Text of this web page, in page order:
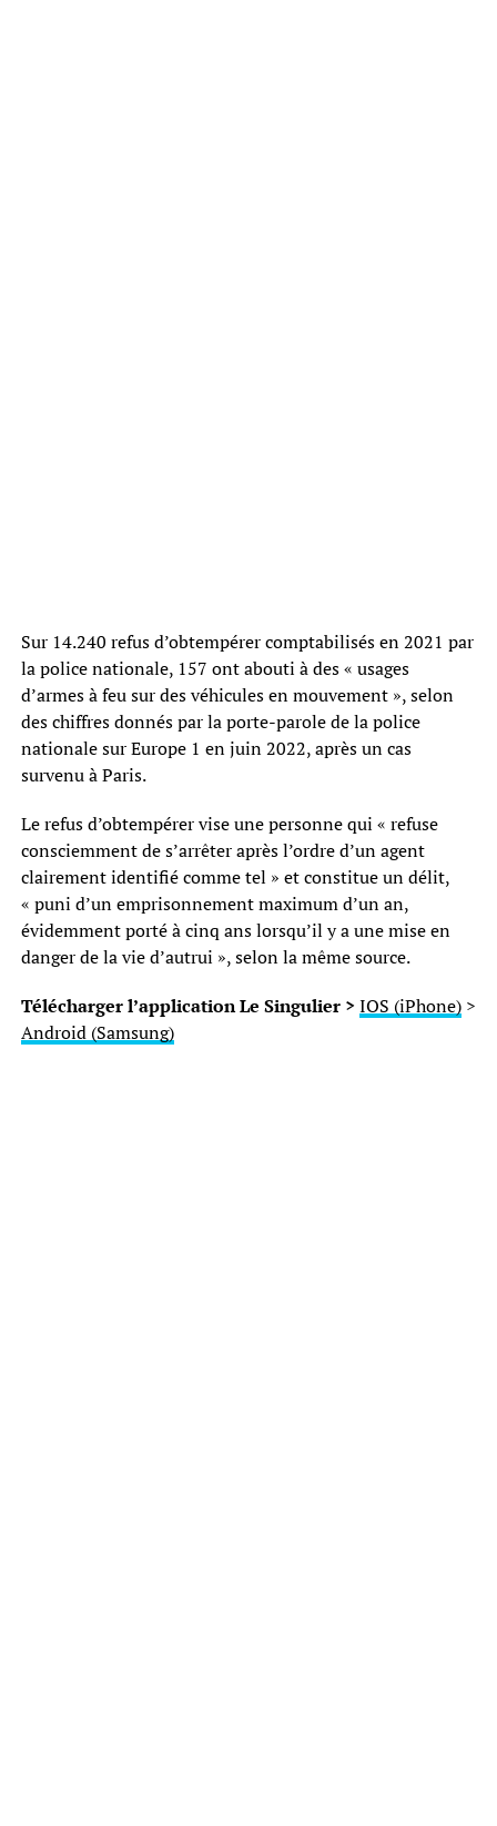
Sur 14.240 refus d’obtempérer comptabilisés en 2021 par
la police nationale, 157 ont abouti à des « usages
d’armes à feu sur des véhicules en mouvement », selon
des chiffres donnés par la porte-parole de la police
nationale sur Europe 1 en juin 2022, après un cas
survenu à Paris.
Le refus d’obtempérer vise une personne qui « refuse
consciemment de s’arrêter après l’ordre d’un agent
clairement identifié comme tel » et constitue un délit,
« puni d’un emprisonnement maximum d’un an,
évidemment porté à cinq ans lorsqu’il y a une mise en
danger de la vie d’autrui », selon la même source.
Télécharger l’application Le Singulier > IOS (iPhone)>
Android (Samsung)